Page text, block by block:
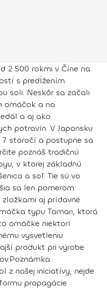
2 500 rokmi v Číne na
s predĺžením
soli. Neskôr sa začali
omáčok a na
a aj ako
potravín. V Japonsku
storočí a postupne sa
poznáš tradičnú
, v ktorej základnú
a soľ. Tie sú vo
sa len pomerom
aj prídavné
typu Tamari, ktorá
omáčke niektorí
vysvetleniu
produkt pri výrobe
Poznámka
z našej iniciatívy, nejde
propagácie